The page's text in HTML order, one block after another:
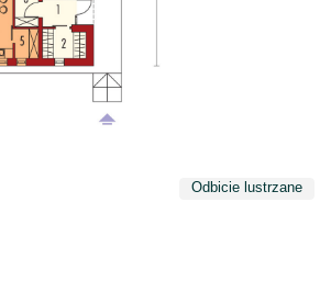
Odbicie lustrzane